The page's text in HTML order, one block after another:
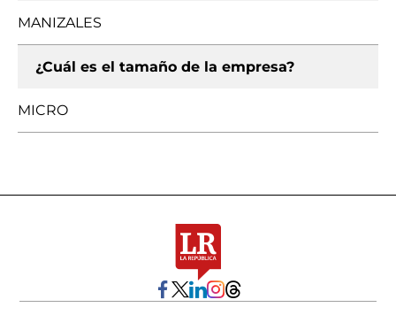
MANIZALES
¿Cuál es el tamaño de la empresa?
MICRO